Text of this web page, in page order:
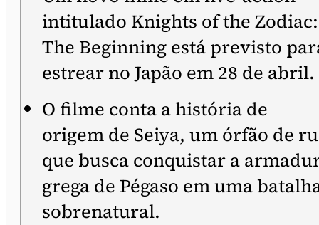
intitulado Knights of the Zodiac:
The Beginning está previsto
estrear no Japão em 28 de abril.
O filme conta a história de
origem de Seiya, um órfão de
que busca conquistar a
grega de Pégaso em uma
sobrenatural.